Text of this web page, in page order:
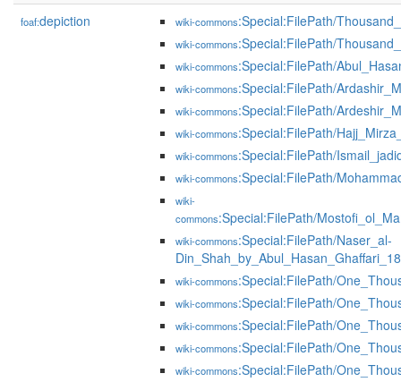
foaf:depiction wiki-commons:Special:FilePath/
wiki-commons:Special:FilePath/
wiki-commons:Special:FilePath/
wiki-commons:Special:FilePath/
wiki-commons:Special:FilePath/
wiki-commons:Special:FilePath/
wiki-commons:Special:FilePath/
wiki-commons:Special:FilePath/
wiki-
commons:Special:FilePath/
wiki-commons:Special:FilePath/Naser_al-
wiki-commons:Special:FilePath/
wiki-commons:Special:FilePath/
wiki-commons:Special:FilePath/
wiki-commons:Special:FilePath/
wiki-commons:Special:FilePath/